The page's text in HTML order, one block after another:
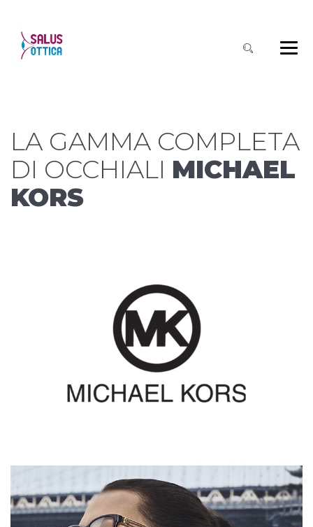
LA GAMMA COMPLETA
DI OCCHIALI MICHAEL
KORS